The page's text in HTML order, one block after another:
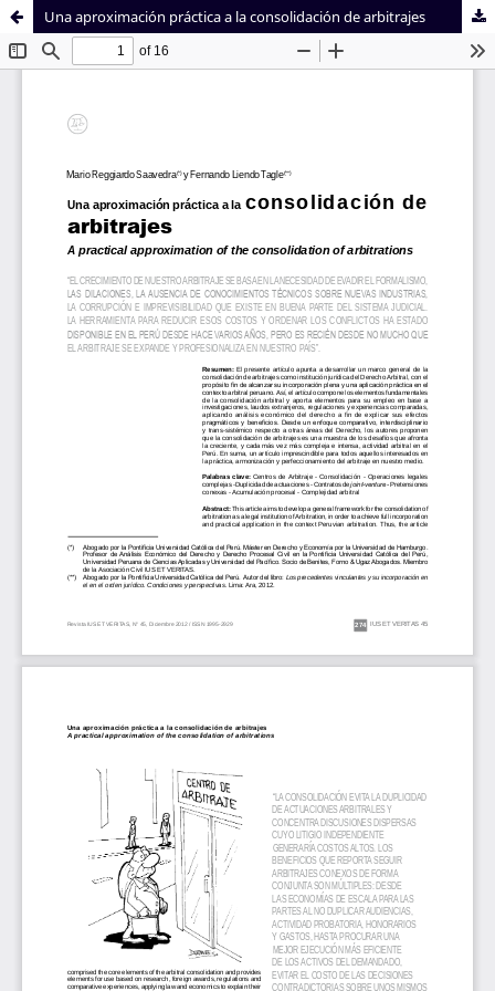
Sistema de
Bibliotecas
Facultad de
Derecho
Una aproximación práctica a la consolidación de arbitrajes